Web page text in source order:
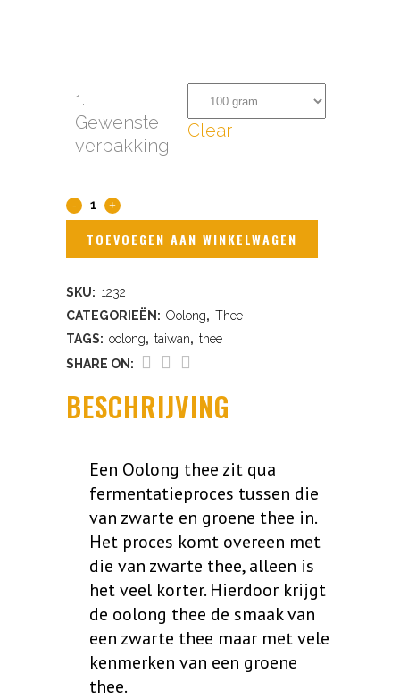
1.
Gewenste
verpakking
Clear
Formosa
Oolong
quantity
TOEVOEGEN AAN WINKELWAGEN
SKU: 1232
CATEGORIEËN: Oolong, Thee
TAGS: oolong, taiwan, thee
SHARE ON:
BESCHRIJVING
Een Oolong thee zit qua
fermentatieproces tussen die
van zwarte en groene thee in.
Het proces komt overeen met
die van zwarte thee, alleen is
het veel korter. Hierdoor krijgt
de oolong thee de smaak van
een zwarte thee maar met vele
kenmerken van een groene
thee.